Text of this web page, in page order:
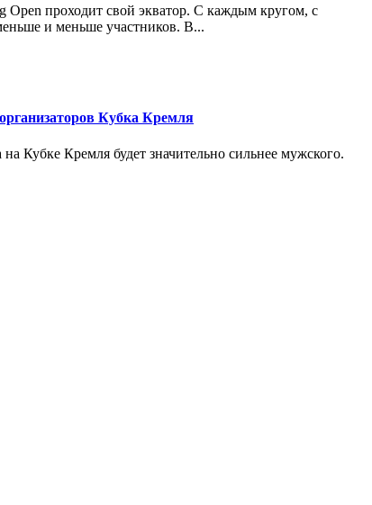
проходит свой экватор. С каждым кругом, с
и меньше участников. В...
Кубка Кремля
Кубке Кремля будет значительно сильнее мужского.